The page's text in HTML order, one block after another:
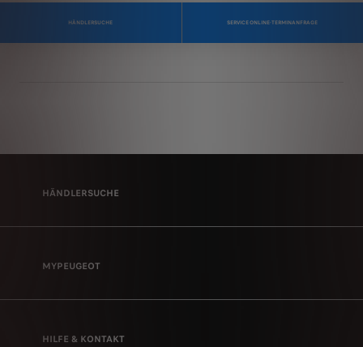
HÄNDLERSUCHE SERVICE ONLINE-TERMINANFRAGE
HÄNDLERSUCHE
MYPEUGEOT
HILFE & KONTAKT